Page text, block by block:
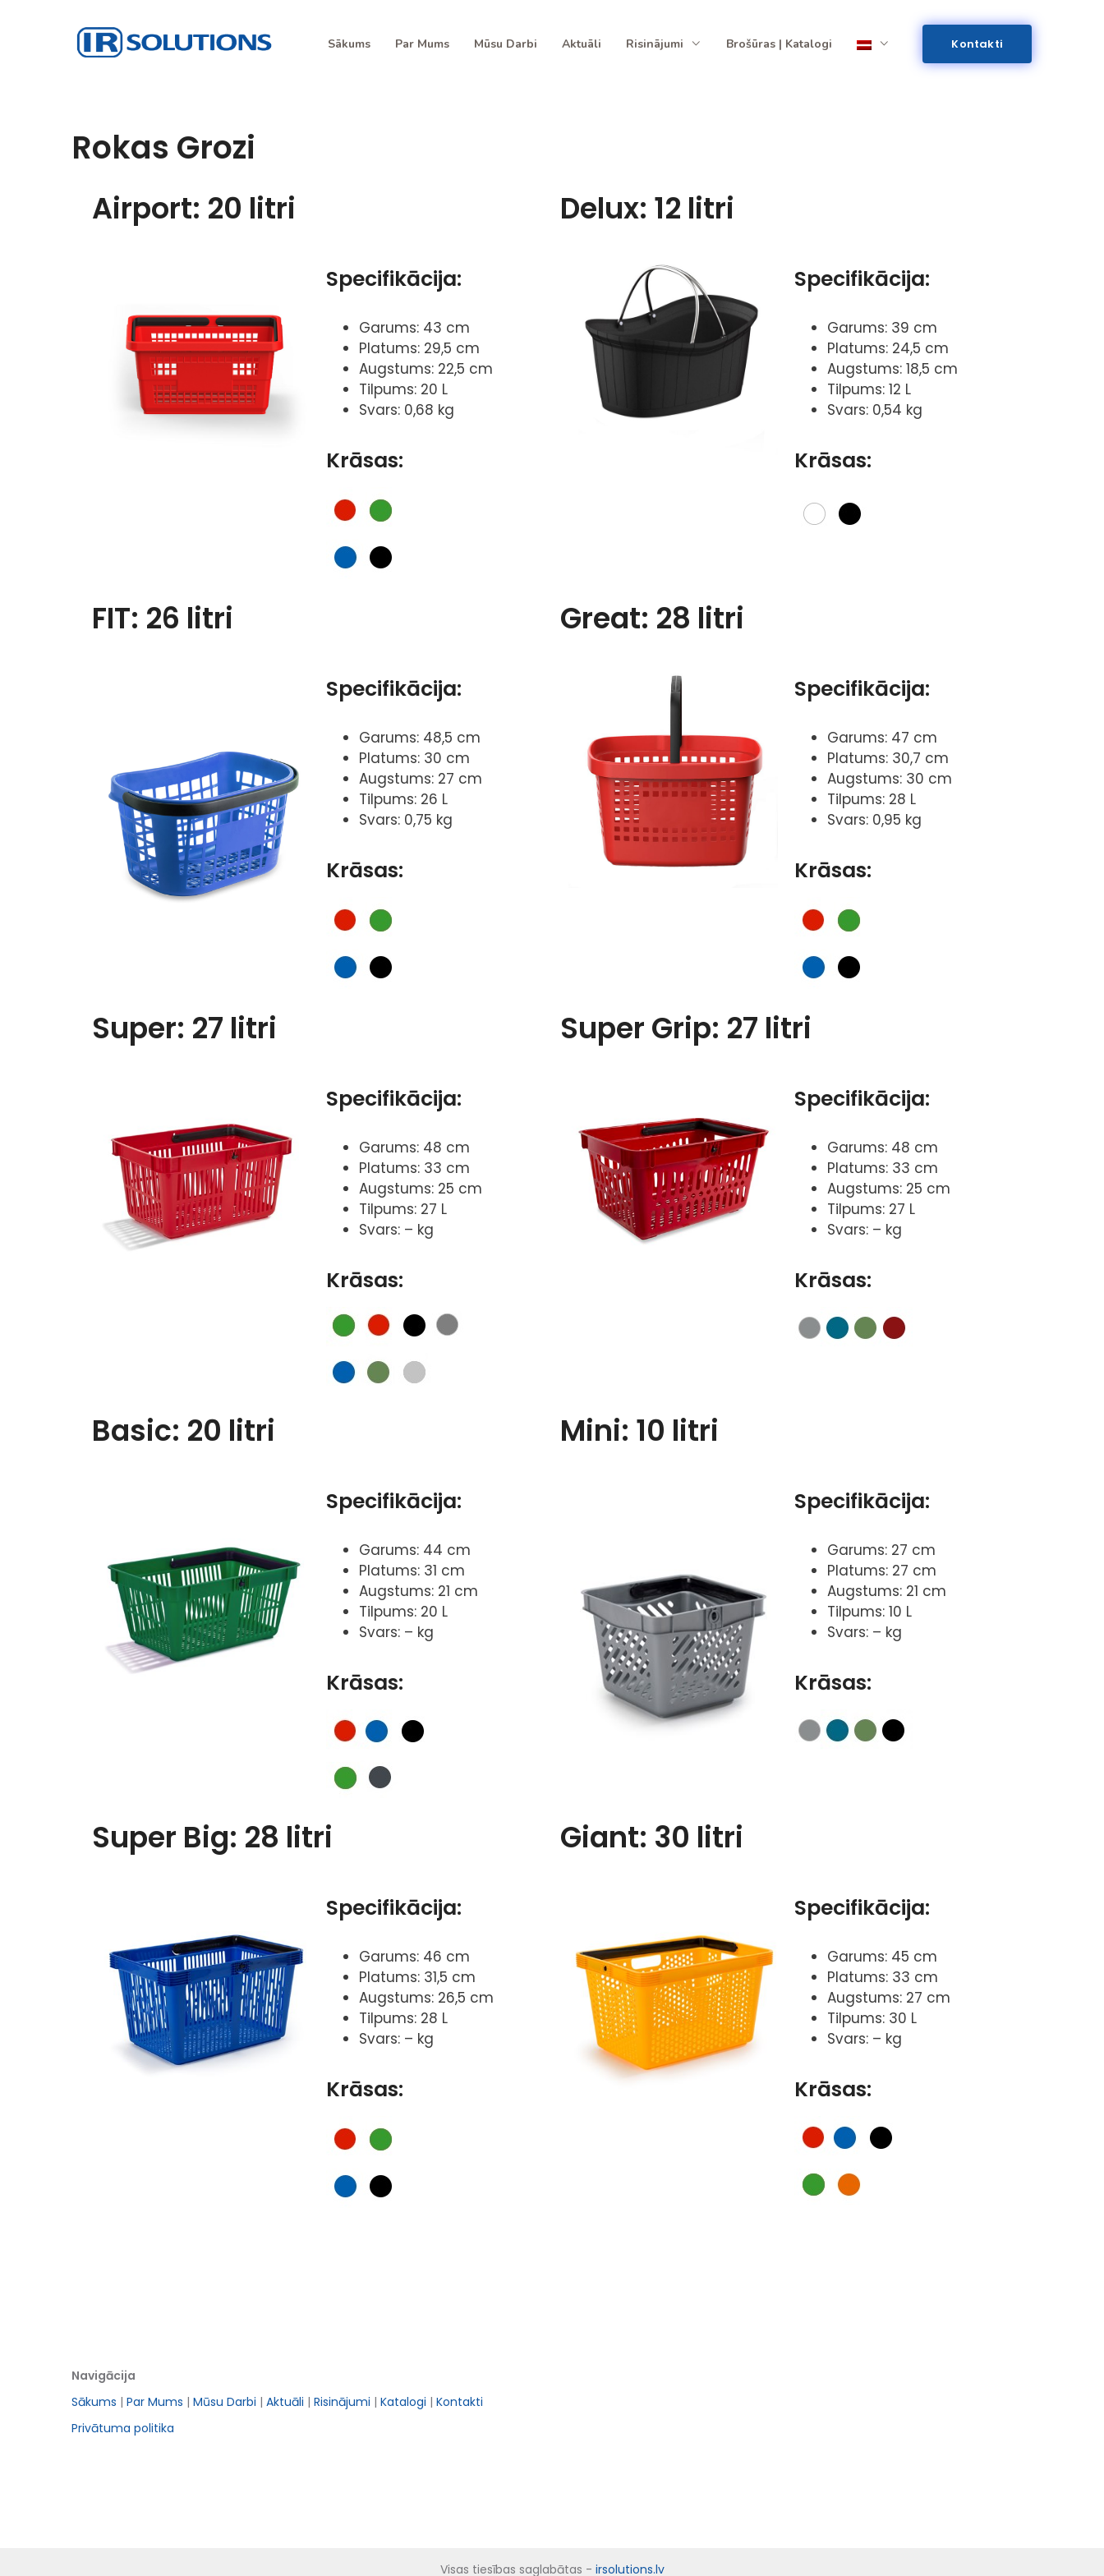
Sākums Par Mums Mūsu Darbi Aktuāli Risinājumi Brošūras | Katalogi Kontakti
Rokas Grozi
Airport: 20 litri
Specifikācija:
Garums: 43 cm
Platums: 29,5 cm
Augstums: 22,5 cm
Tilpums: 20 L
Svars: 0,68 kg
Krāsas:
Delux: 12 litri
Specifikācija:
Garums: 39 cm
Platums: 24,5 cm
Augstums: 18,5 cm
Tilpums: 12 L
Svars: 0,54 kg
Krāsas:
FIT: 26 litri
Specifikācija:
Garums: 48,5 cm
Platums: 30 cm
Augstums: 27 cm
Tilpums: 26 L
Svars: 0,75 kg
Krāsas:
Great: 28 litri
Specifikācija:
Garums: 47 cm
Platums: 30,7 cm
Augstums: 30 cm
Tilpums: 28 L
Svars: 0,95 kg
Krāsas:
Super: 27 litri
Specifikācija:
Garums: 48 cm
Platums: 33 cm
Augstums: 25 cm
Tilpums: 27 L
Svars: – kg
Krāsas:
Super Grip: 27 litri
Specifikācija:
Garums: 48 cm
Platums: 33 cm
Augstums: 25 cm
Tilpums: 27 L
Svars: – kg
Krāsas:
Basic: 20 litri
Specifikācija:
Garums: 44 cm
Platums: 31 cm
Augstums: 21 cm
Tilpums: 20 L
Svars: – kg
Krāsas:
Mini: 10 litri
Specifikācija:
Garums: 27 cm
Platums: 27 cm
Augstums: 21 cm
Tilpums: 10 L
Svars: – kg
Krāsas:
Super Big: 28 litri
Specifikācija:
Garums: 46 cm
Platums: 31,5 cm
Augstums: 26,5 cm
Tilpums: 28 L
Svars: – kg
Krāsas:
Giant: 30 litri
Specifikācija:
Garums: 45 cm
Platums: 33 cm
Augstums: 27 cm
Tilpums: 30 L
Svars: – kg
Krāsas:
Navigācija
Sākums | Par Mums | Mūsu Darbi | Aktuāli | Risinājumi | Katalogi | Kontakti
Privātuma politika
Visas tiesības saglabātas - irsolutions.lv